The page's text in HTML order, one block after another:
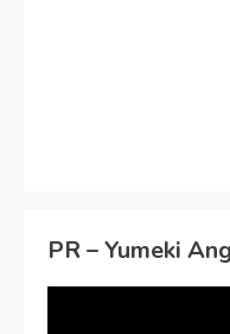
PR – Yumeki